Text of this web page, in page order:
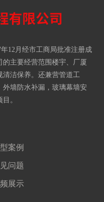
12月经市工商局批准注册成
主要经营范围楼宇、厂厦
洁保养。还兼营管道工
墙防水补漏，玻璃幕墙安
。
案例
问题
展示